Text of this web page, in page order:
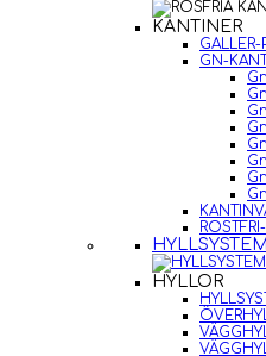
KANTINER
GALLER-
GN-
HYLLSYSTEM
HYLLOR